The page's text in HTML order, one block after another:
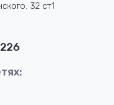
32 ст1